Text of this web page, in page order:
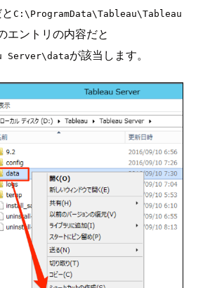
C:\ProgramData\Tableau\Tableau
エントリの内容だと
Server\dataが該当します。